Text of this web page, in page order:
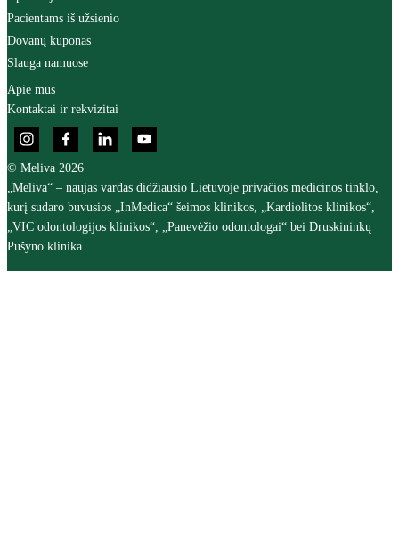
Pacientams iš užsienio
Dovanų kuponas
Slauga namuose
Apie mus
Kontaktai ir rekvizitai
© Meliva 2026
„Meliva“ – naujas vardas didžiausio Lietuvoje privačios medicinos tinklo,
kurį sudaro buvusios „InMedica“ šeimos klinikos, „Kardiolitos klinikos“,
„VIC odontologijos klinikos“, „Panevėžio odontologai“ bei Druskininkų
Pušyno klinika.